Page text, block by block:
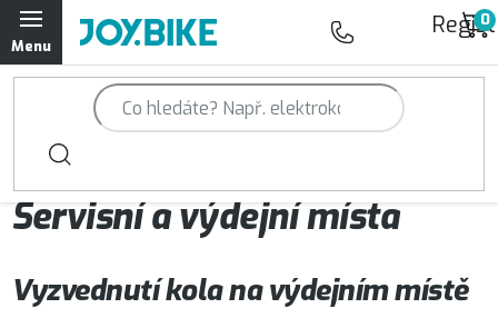
Přejít
na
obsah
Trailová kola Qayron
Horská kola Qayron
Dámská horská kola Qayron
Servisní a výdejní místa
Vyzvednutí kola na výdejním místě